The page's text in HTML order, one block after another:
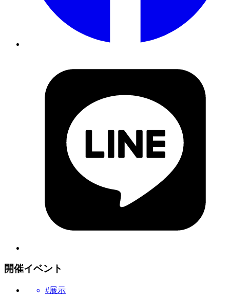
開催イベント
#展示